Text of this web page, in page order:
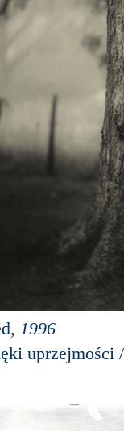
, 1996
uprzejmości